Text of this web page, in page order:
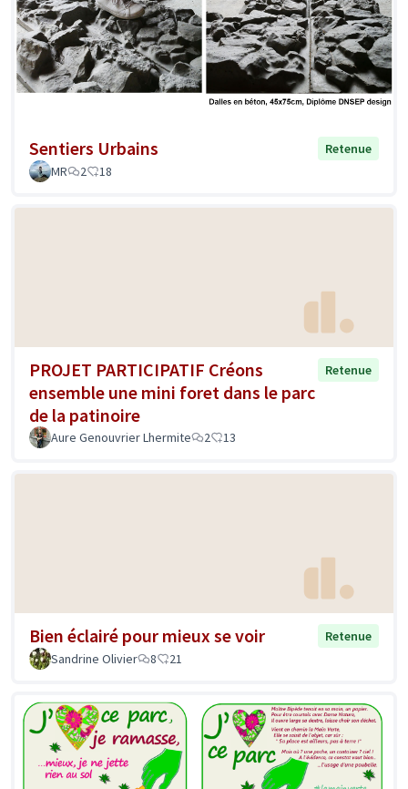
Sentiers Urbains
Retenue
MR
2 18
PROJET PARTICIPATIF Créons
ensemble une mini foret dans le parc
de la patinoire
Retenue
Aure Genouvrier Lhermite 2 13
Bien éclairé pour mieux se voir
Retenue
Sandrine Olivier
8 21